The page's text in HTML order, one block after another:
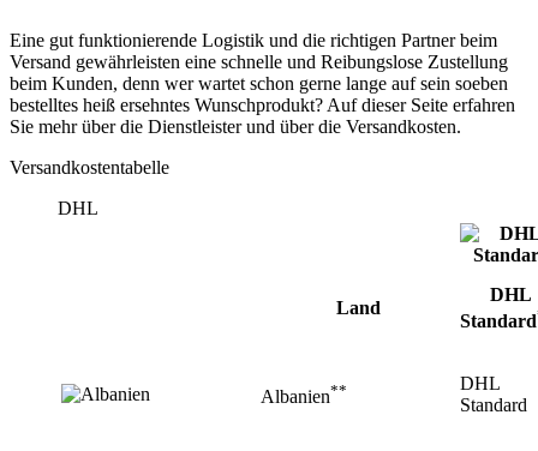
Eine gut funktionierende Logistik und die richtigen Partner beim
Versand gewährleisten eine schnelle und Reibungslose Zustellung
beim Kunden, denn wer wartet schon gerne lange auf sein soeben
bestelltes heiß ersehntes Wunschprodukt? Auf dieser Seite erfahren
Sie mehr über die Dienstleister und über die Versandkosten.
Versandkostentabelle
DHL
Land
DHL
Standard
Albanien**
DHL
Standard